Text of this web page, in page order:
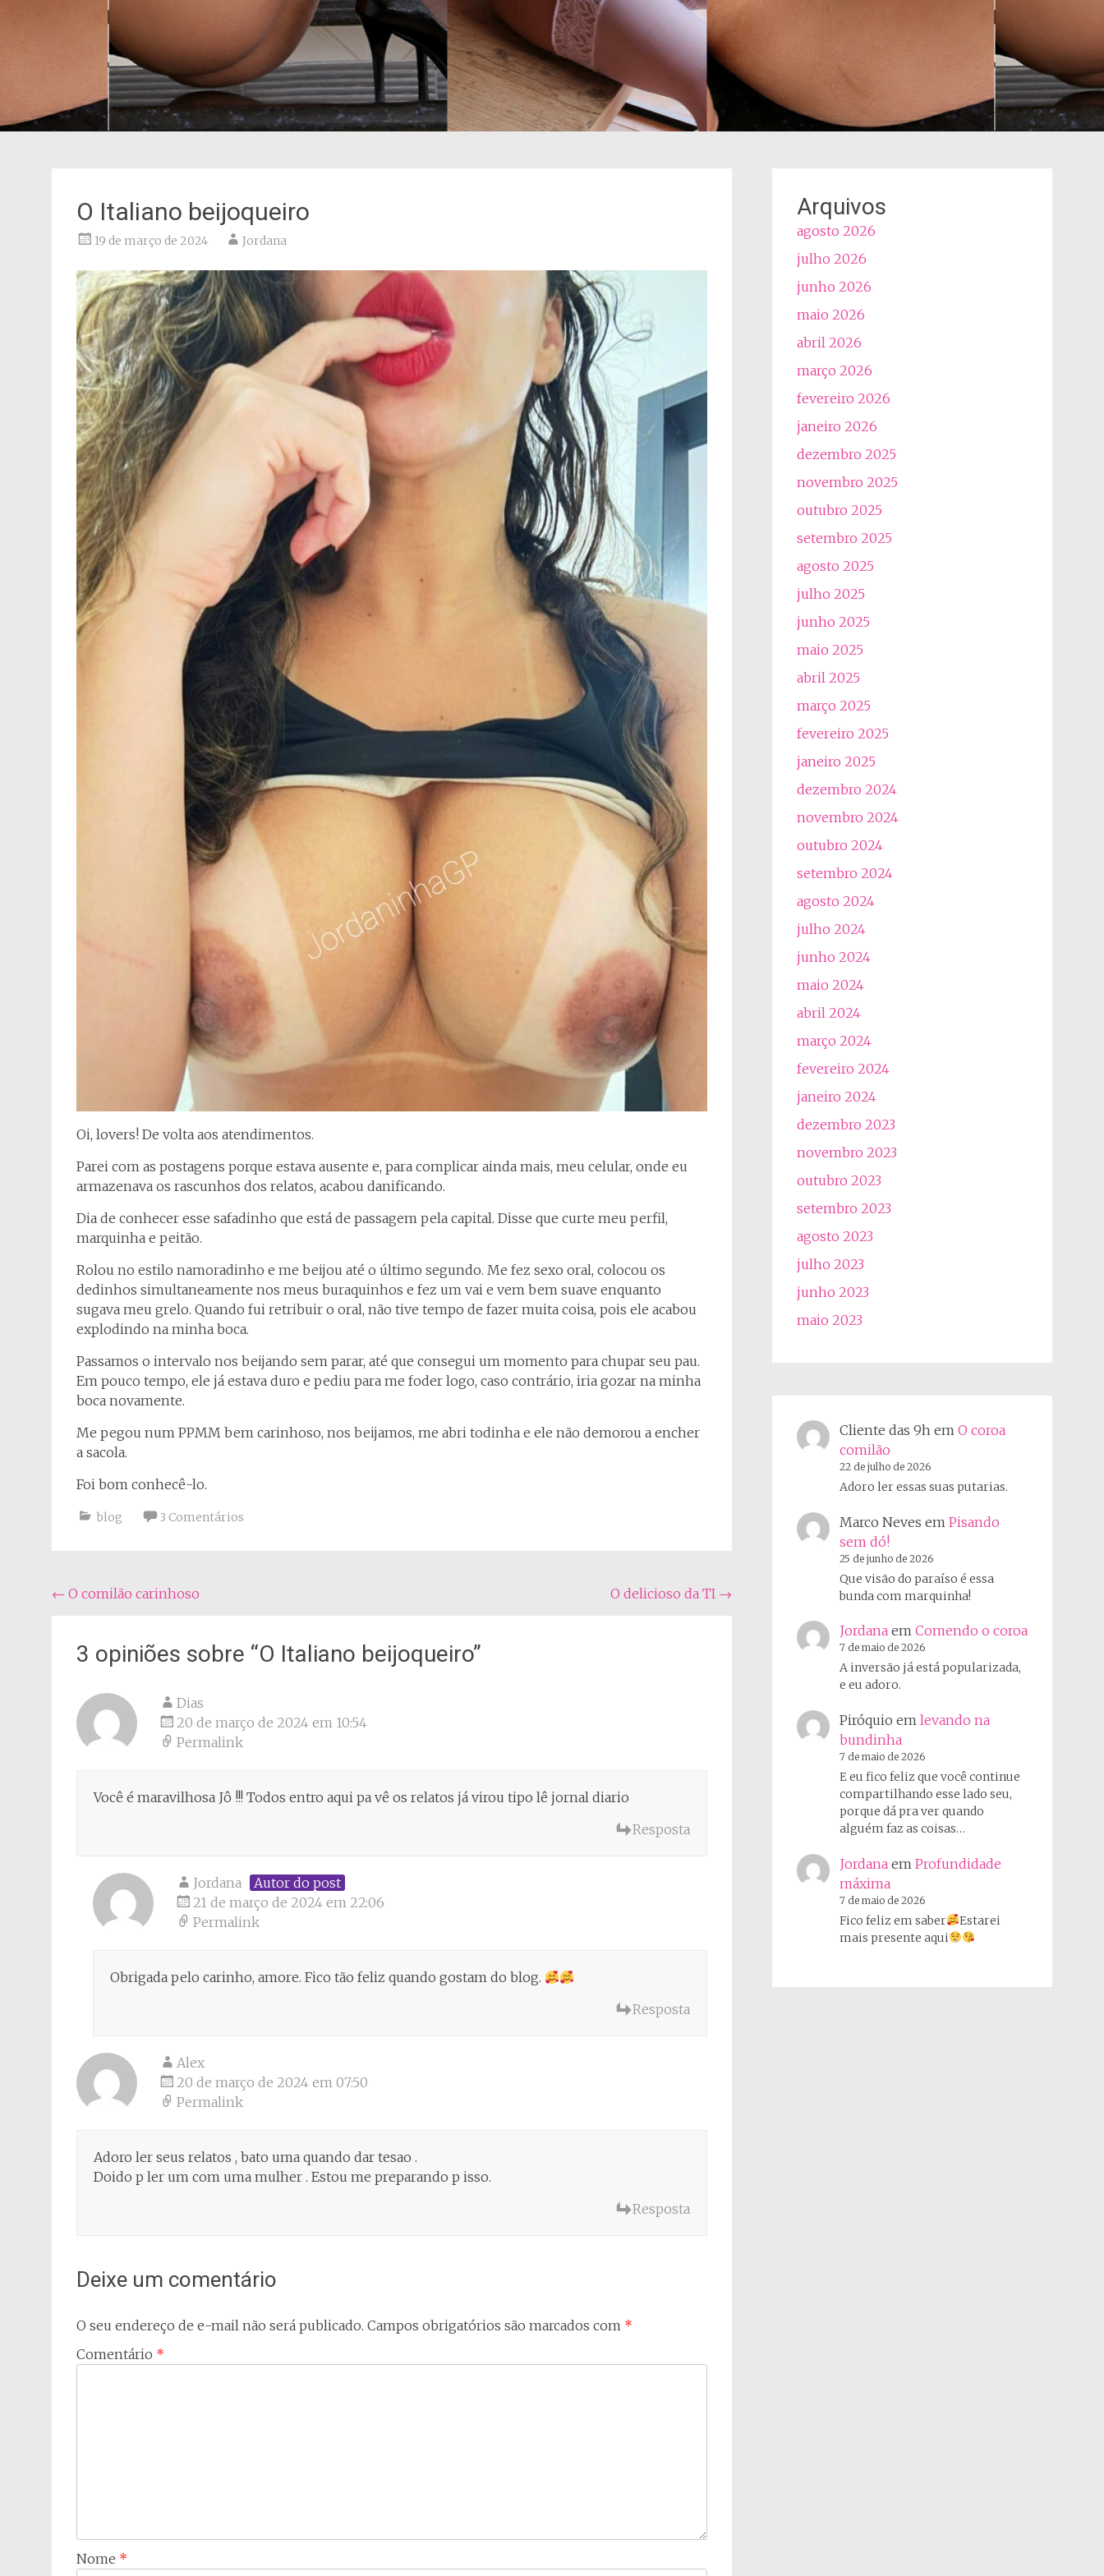
O Italiano beijoqueiro
19 de março de 2024 Jordana
Oi, lovers! De volta aos atendimentos.
Parei com as postagens porque estava ausente e, para complicar ainda mais, meu celular, onde eu
armazenava os rascunhos dos relatos, acabou danificando.
Dia de conhecer esse safadinho que está de passagem pela capital. Disse que curte meu perfil,
marquinha e peitão.
Rolou no estilo namoradinho e me beijou até o último segundo. Me fez sexo oral, colocou os
dedinhos simultaneamente nos meus buraquinhos e fez um vai e vem bem suave enquanto
sugava meu grelo. Quando fui retribuir o oral, não tive tempo de fazer muita coisa, pois ele acabou
explodindo na minha boca.
Passamos o intervalo nos beijando sem parar, até que consegui um momento para chupar seu pau.
Em pouco tempo, ele já estava duro e pediu para me foder logo, caso contrário, iria gozar na minha
boca novamente.
Me pegou num PPMM bem carinhoso, nos beijamos, me abri todinha e ele não demorou a encher
a sacola.
Foi bom conhecê-lo.
blog 3 Comentários
Navegação
post
← O comilão carinhoso O delicioso da TI →
3 opiniões sobre “O Italiano beijoqueiro”
Dias
20 de março de 2024 em 10:54
Permalink
Você é maravilhosa Jô !!! Todos entro aqui pa vê os relatos já virou tipo lê jornal diario
Resposta
Jordana
Autor do post
21 de março de 2024 em 22:06
Permalink
Obrigada pelo carinho, amore. Fico tão feliz quando gostam do blog.
Resposta
Alex
20 de março de 2024 em 07:50
Permalink
Adoro ler seus relatos , bato uma quando dar tesao .
Doido p ler um com uma mulher . Estou me preparando p isso.
Resposta
Deixe um comentário
O seu endereço de e-mail não será publicado. Campos obrigatórios são marcados com *
Comentário *
Nome *
Arquivos
agosto 2026
julho 2026
junho 2026
maio 2026
abril 2026
março 2026
fevereiro 2026
janeiro 2026
dezembro 2025
novembro 2025
outubro 2025
setembro 2025
agosto 2025
julho 2025
junho 2025
maio 2025
abril 2025
março 2025
fevereiro 2025
janeiro 2025
dezembro 2024
novembro 2024
outubro 2024
setembro 2024
agosto 2024
julho 2024
junho 2024
maio 2024
abril 2024
março 2024
fevereiro 2024
janeiro 2024
dezembro 2023
novembro 2023
outubro 2023
setembro 2023
agosto 2023
julho 2023
junho 2023
maio 2023
Cliente das 9hem O coroa
comilão
22 de julho de 2026
Adoro ler essas suas putarias.
Marco Neves em Pisando
sem dó!
25 de junho de 2026
Que visão do paraíso é essa
bunda com marquinha!
Jordanaem Comendo o coroa
7 de maio de 2026
A inversão já está popularizada,
e eu adoro.
Piróquio em levando na
bundinha
7 de maio de 2026
E eu fico feliz que você continue
compartilhando esse lado seu,
porque dá pra ver quando
alguém faz as coisas…
Jordanaem Profundidade
máxima
7 de maio de 2026
Fico feliz em saber
Estarei
mais presente aqui